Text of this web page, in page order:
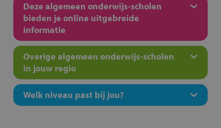
Deze algemeen onderwijs-scholen
bieden je online uitgebreide
informatie
Overige algemeen onderwijs-scholen
in jouw regio
Welk niveau past bij jou?